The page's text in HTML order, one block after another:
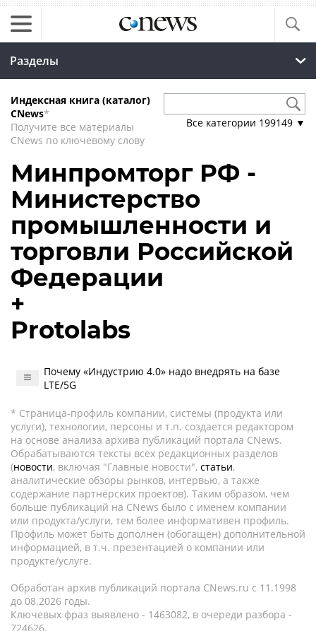
Разделы
Индексная книга (каталог)
CNews*
Получите все материалы
CNews по ключевому слову
Все категории 199149 ▼
Минпромторг РФ -
Министерство
промышленности и
торговли Российской
Федерации
+
Protolabs
Почему «Индустрию 4.0» надо внедрять на базе
LTE/5G
* Страница-профиль компании, системы (продукта или
услуги), технологии, персоны и т.п. создается редактором
на основе анализа архива публикаций портала CNews.
Обрабатываются тексты всех редакционных разделов
(новости, включая "Главные новости", статьи,
аналитические обзоры рынков, интервью, а также
содержание партнёрских проектов). Таким образом, чем
больше публикаций на CNews было с именем компании
или продукта/услуги, тем более информативен профиль.
Профиль может быть дополнен (обогащен) дополнительной
информацией, в т.ч. презентацией о компании или
продукте/услуге.
Обработан архив публикаций портала CNews.ru c 11.1998
до 08.2026 годы.
Ключевых фраз выявлено - 1463082, в очереди разбора -
724626.